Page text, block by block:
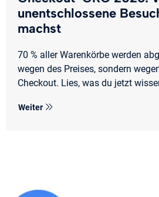
unentschlossene
machst
70 % aller Warenkörbe werden
wegen des Preises, sondern
Checkout. Lies, was du jetzt
Weiter